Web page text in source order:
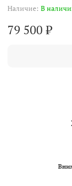
Наличие: В
79 500 ₽